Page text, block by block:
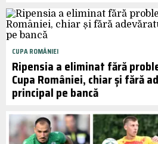
CUPA ROMÂNIEI
Ripensia a eliminat fără
Cupa României, chiar și fără
principal pe bancă